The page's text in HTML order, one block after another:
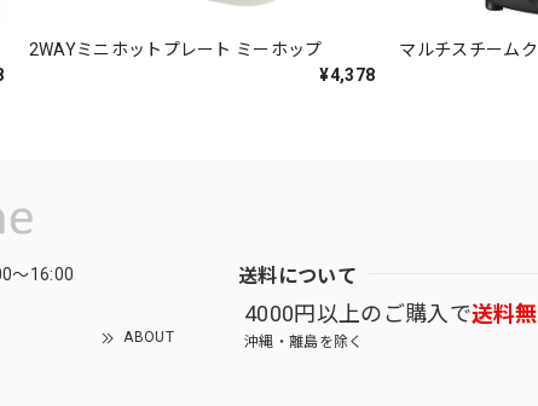
2WAYミニホットプレート ミーホップ
¥4,378
マルチスチーム
〜16:00
ABOUT
送料について
4000円以上のご購入で送料
沖縄・離島を除く